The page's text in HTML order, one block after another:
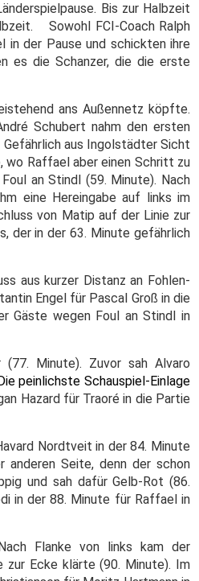
Bis zur Halbzeit
Sowohl FCI-Coach Ralph
in der Pause und schickten ihre
es die Schanzer, die die erste
ans Außennetz köpfte.
Schubert nahm den ersten
aus Ingolstädter Sicht
wo Raffael aber einen Schritt zu
an Stindl (59. Minute). Nach
eine Hereingabe auf links im
von Matip auf der Linie zur
der in der 63. Minute gefährlich
aus kurzer Distanz an Fohlen-
Engel für Pascal Groß in die
Gäste wegen Foul an Stindl in
Minute). Zuvor sah Alvaro
peinlichste Schauspiel-Einlage
Hazard für Traoré in die Partie
Nordtveit in der 84. Minute
anderen Seite, denn der schon
und sah dafür Gelb-Rot (86.
in der 88. Minute für Raffael in
Flanke von links kam der
zur Ecke klärte (90. Minute). Im